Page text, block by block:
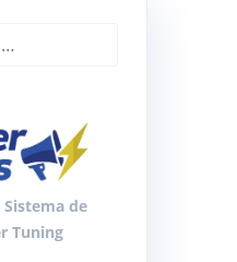
de
Tuning